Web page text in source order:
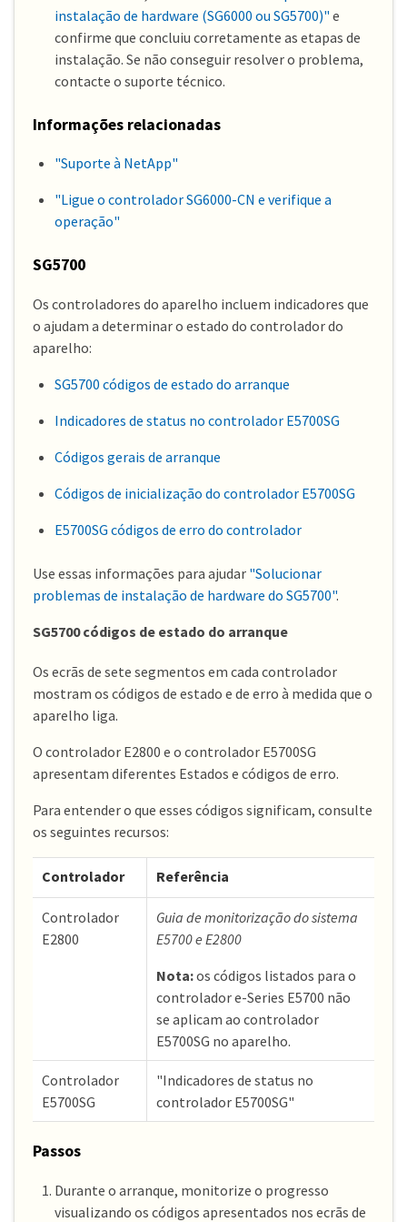
instalação de hardware (SG6000 ou SG5700)" e
confirme que concluiu corretamente as etapas de
instalação. Se não conseguir resolver o problema,
contacte o suporte técnico.
Informações relacionadas
"Suporte à NetApp"
"Ligue o controlador SG6000-CN e verifique a
operação"
SG5700
Os controladores do aparelho incluem indicadores que
o ajudam a determinar o estado do controlador do
aparelho:
SG5700 códigos de estado do arranque
Indicadores de status no controlador E5700SG
Códigos gerais de arranque
Códigos de inicialização do controlador E5700SG
E5700SG códigos de erro do controlador
Use essas informações para ajudar "Solucionar
problemas de instalação de hardware do SG5700".
SG5700 códigos de estado do arranque
Os ecrãs de sete segmentos em cada controlador
mostram os códigos de estado e de erro à medida que o
aparelho liga.
O controlador E2800 e o controlador E5700SG
apresentam diferentes Estados e códigos de erro.
Para entender o que esses códigos significam, consulte
os seguintes recursos:
Controlador Referência
Controlador
E2800
Guia de monitorização do sistema
E5700 e E2800
Nota:os códigos listados para o
controlador e-Series E5700 não
se aplicam ao controlador
E5700SG no aparelho.
Controlador
E5700SG
"Indicadores de status no
controlador E5700SG"
Passos
Durante o arranque, monitorize o progresso
visualizando os códigos apresentados nos ecrãs de